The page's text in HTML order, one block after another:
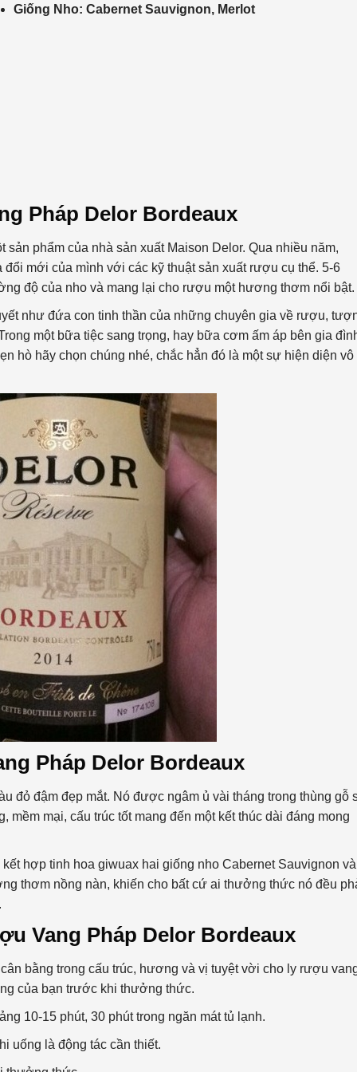
Giống Nho: Cabernet Sauvignon, Merlot
Pháp Delor Bordeaux
sản phẩm của nhà sản xuất Maison Delor. Qua nhiều năm,
mới của mình với các kỹ thuật sản xuất rượu cụ thể. 5-6
độ của nho và mang lại cho rượu một hương thơm nổi bật.
như đứa con tinh thần của những chuyên gia về rượu,
một bữa tiệc sang trọng, hay bữa cơm ấm áp bên gia
hò hãy chọn chúng nhé, chắc hẳn đó là một sự hiện diện vô
Pháp Delor Bordeaux
đỏ đậm đẹp mắt. Nó được ngâm ủ vài tháng trong thùng gỗ
mềm mại, cấu trúc tốt mang đến một kết thúc dài đáng mong
hợp tinh hoa giwuax hai giống nho Cabernet Sauvignon và
thơm nồng nàn, khiến cho bất cứ ai thưởng thức nó đều
Vang Pháp Delor Bordeaux
bằng trong cấu trúc, hương và vị tuyệt vời cho ly rượu
của bạn trước khi thưởng thức.
10-15 phút, 30 phút trong ngăn mát tủ lạnh.
uống là động tác cần thiết.